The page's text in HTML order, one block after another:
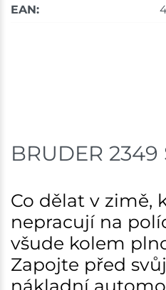
EAN:
BRUDER
Co dělat v zimě,
nepracují na
všude kolem
Zapojte před
nákladní